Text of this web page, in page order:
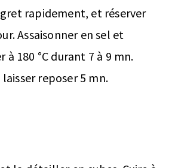
rapidement, et réserver
Assaisonner en sel et
à 180 °C durant 7 à 9 mn.
reposer 5 mn.